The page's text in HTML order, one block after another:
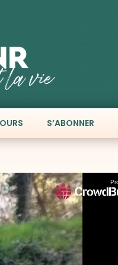
S’ABONNER